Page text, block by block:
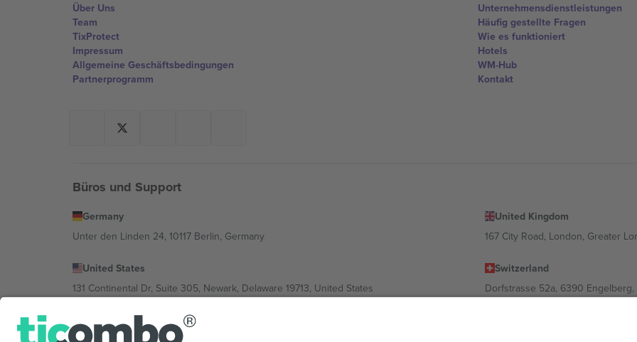
Über Uns
Team
TixProtect
Impressum
Allgemeine Geschäftsbedingungen
Partnerprogramm
Unternehmensdienstleistungen
Häufig gestellte Fragen
Wie es funktioniert
Hotels
WM-Hub
Kontakt
Büros und Support
Germany
Unter den Linden 24, 10117 Berlin, Germany
United Kingdom
167 City Road, London, Greater
United States
131 Continental Dr, Suite 305, Newark, Delaware 19713, United States
Switzerland
Dorfstrasse 52a, 6390
Bulgaria